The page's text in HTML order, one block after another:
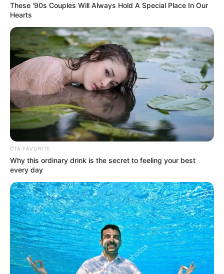
Drága Ferikém… !
Miközben a fél ország a töltött káposztát kanalazta,
te, mint a nagy magyar virtus ifjú úttörője,
These '90s Couples Will Always Hold A Special Place In Our
Hearts
CTA FAVORITE
Why this ordinary drink is the secret to feeling your best
every day